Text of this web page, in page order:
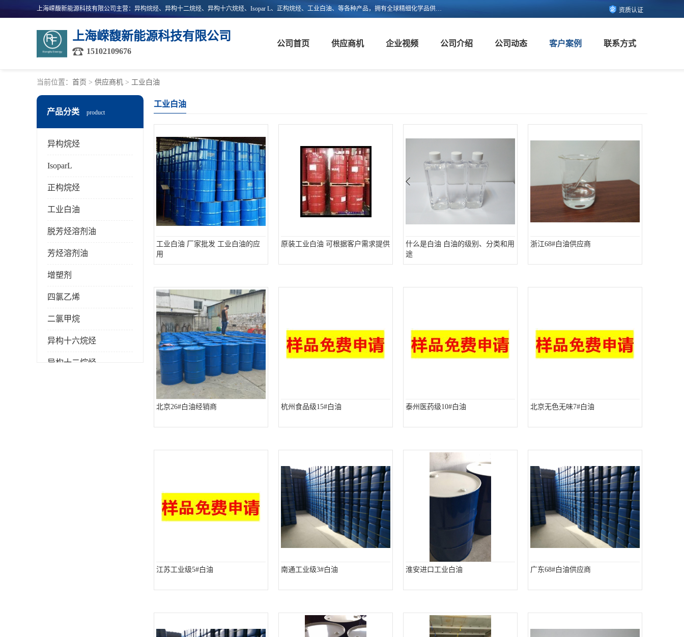
上海嵘馥新能源科技有限公司主营：异构烷烃、异构十二烷烃、异构十六烷烃、Isopar L、正构烷烃、工业白油、等各种产品，拥有全球精细化学品供应链的整合和服务能力，不仅提供自主研发的特种溶剂化学品，还集成了来自欧美、日韩的优质溶剂资源，为市场提供世界级优质溶剂。欢迎广大客户来电咨询！ 资质认证
上海嵘馥新能源科技有限公司
15102109676
公司首页 供应商机 企业视频 公司介绍 公司动态 客户案例 联系方式
当前位置： 首页 > 供应商机 > 工业白油
产品分类 product
异构烷烃
IsoparL
正构烷烃
工业白油
脱芳烃溶剂油
芳烃溶剂油
增塑剂
四氯乙烯
二氯甲烷
异构十六烷烃
异构十二烷烃
工业白油
工业白油 厂家批发 工业白油的应
用
原装工业白油 可根据客户需求提供
什么是白油 白油的级别、分类和用
途
浙江68#白油供应商
北京26#白油经销商 杭州食品级15#白油 泰州医药级10#白油 北京无色无味7#白油
江苏工业级5#白油 南通工业级3#白油 淮安进口工业白油 广东68#白油供应商